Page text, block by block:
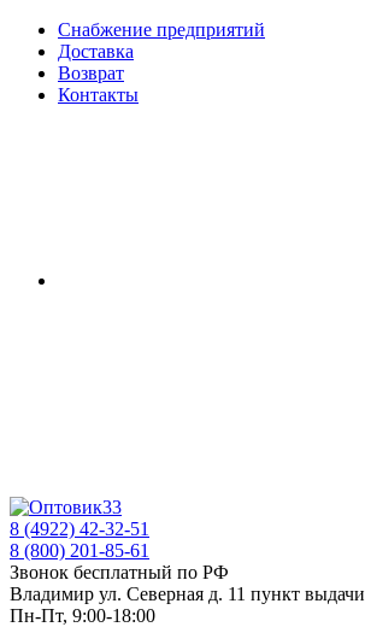
Снабжение предприятий
Доставка
Возврат
Контакты
8 (4922) 42-32-51
8 (800) 201-85-61
Звонок бесплатный по РФ
Владимир ул. Северная д. 11 пункт выдачи
Пн-Пт, 9:00-18:00